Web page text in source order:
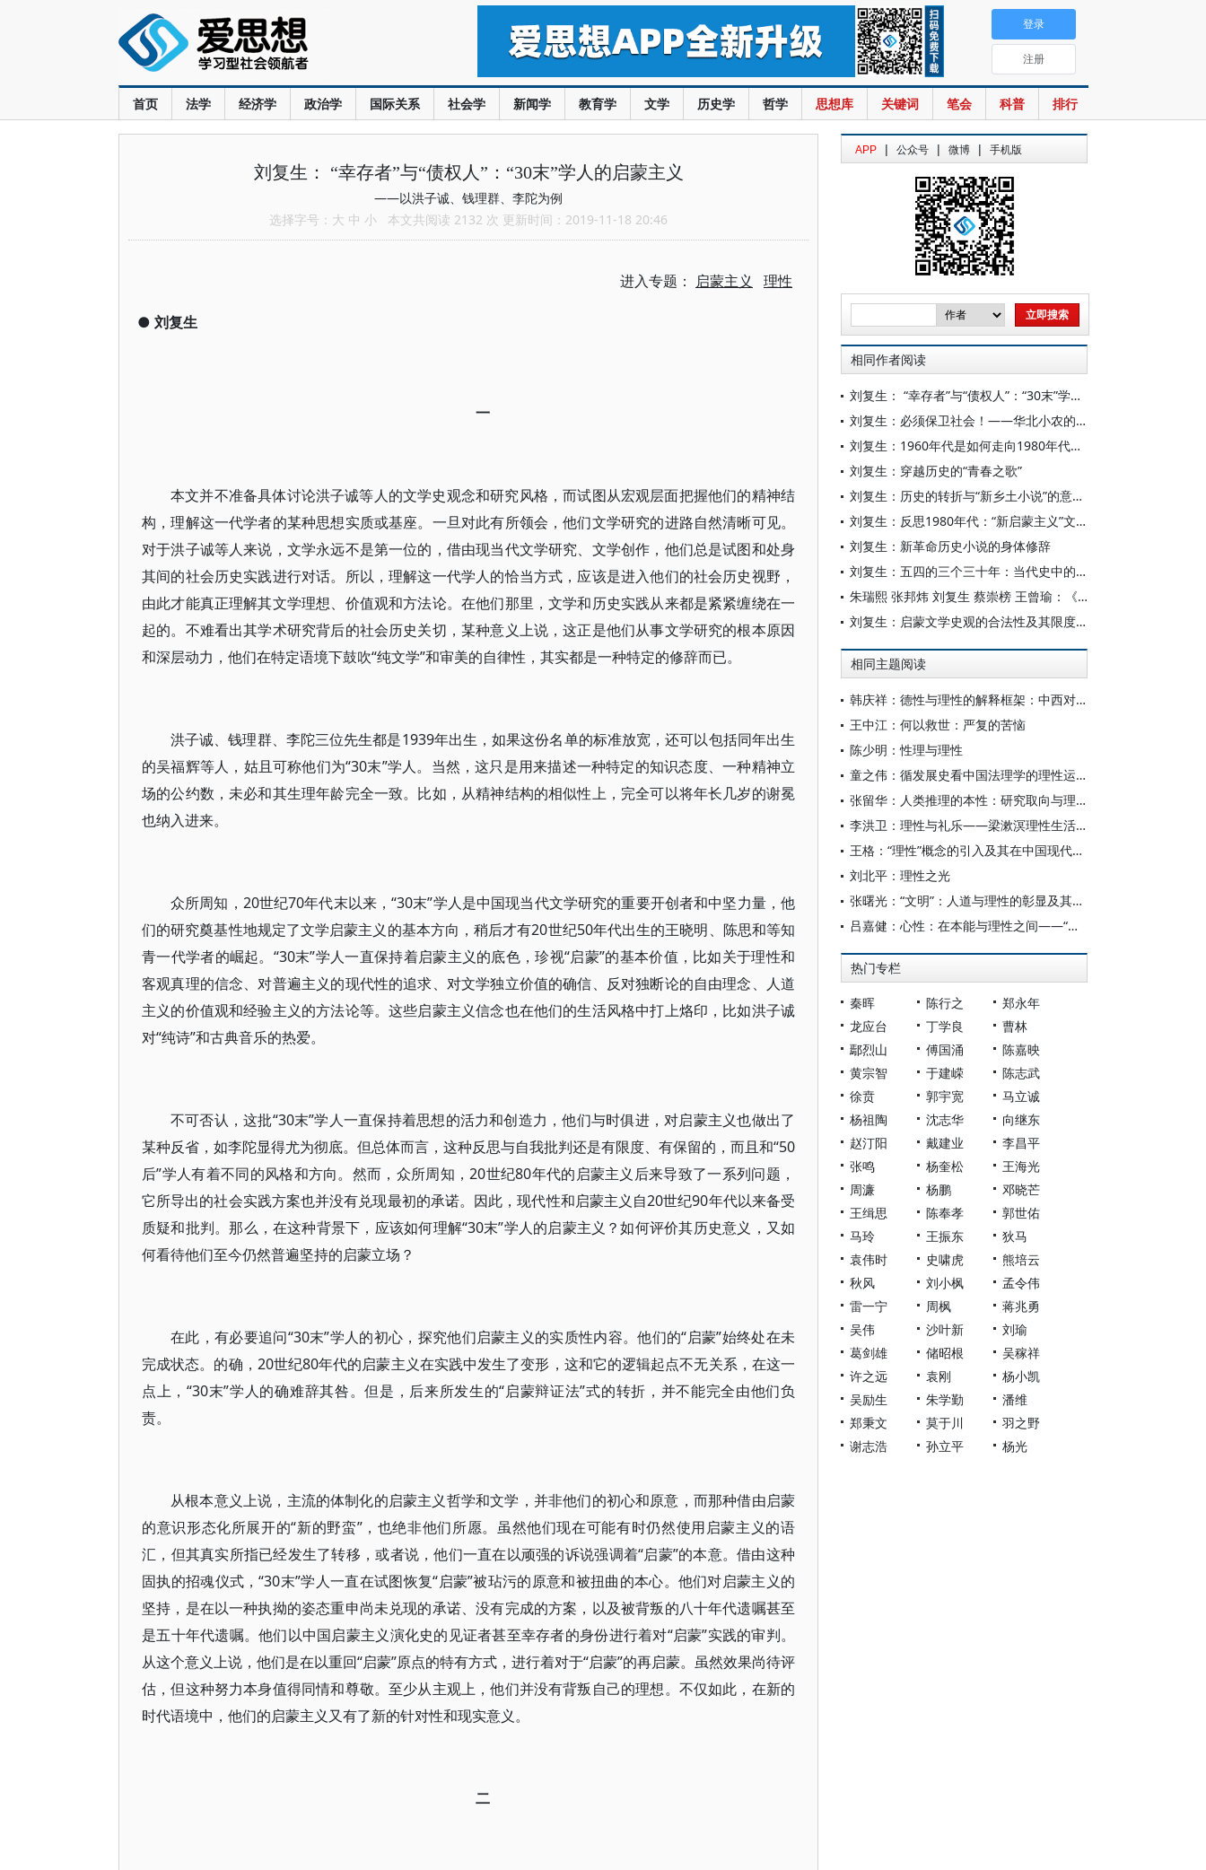
首页 法学 经济学 政治学 国际关系 社会学 新闻学 教育学 文学 历史学 哲学 思想库 关键词 笔会 科普 排行
登录
注册
刘复生： “幸存者”与“债权人”：“30末”学人的启蒙主义
——以洪子诚、钱理群、李陀为例
选择字号： 大 中 小 本文共阅读 2132 次 更新时间：2019-11-18 20:46
进入专题： 启蒙主义 理性
● 刘复生
一
本文并不准备具体讨论洪子诚等人的文学史观念和研究风格，而试图从宏观层面把握他们的精神结
构，理解这一代学者的某种思想实质或基座。一旦对此有所领会，他们文学研究的进路自然清晰可见。
对于洪子诚等人来说，文学永远不是第一位的，借由现当代文学研究、文学创作，他们总是试图和处身
其间的社会历史实践进行对话。所以，理解这一代学人的恰当方式，应该是进入他们的社会历史视野，
由此才能真正理解其文学理想、价值观和方法论。在他们那里，文学和历史实践从来都是紧紧缠绕在一
起的。不难看出其学术研究背后的社会历史关切，某种意义上说，这正是他们从事文学研究的根本原因
和深层动力，他们在特定语境下鼓吹“纯文学”和审美的自律性，其实都是一种特定的修辞而已。
洪子诚、钱理群、李陀三位先生都是1939年出生，如果这份名单的标准放宽，还可以包括同年出生
的吴福辉等人，姑且可称他们为“30末”学人。当然，这只是用来描述一种特定的知识态度、一种精神立
场的公约数，未必和其生理年龄完全一致。比如，从精神结构的相似性上，完全可以将年长几岁的谢冕
也纳入进来。
众所周知，20世纪70年代末以来，“30末”学人是中国现当代文学研究的重要开创者和中坚力量，他
们的研究奠基性地规定了文学启蒙主义的基本方向，稍后才有20世纪50年代出生的王晓明、陈思和等知
青一代学者的崛起。“30末”学人一直保持着启蒙主义的底色，珍视“启蒙”的基本价值，比如关于理性和
客观真理的信念、对普遍主义的现代性的追求、对文学独立价值的确信、反对独断论的自由理念、人道
主义的价值观和经验主义的方法论等。这些启蒙主义信念也在他们的生活风格中打上烙印，比如洪子诚
对“纯诗”和古典音乐的热爱。
不可否认，这批“30末”学人一直保持着思想的活力和创造力，他们与时俱进，对启蒙主义也做出了
某种反省，如李陀显得尤为彻底。但总体而言，这种反思与自我批判还是有限度、有保留的，而且和“50
后”学人有着不同的风格和方向。然而，众所周知，20世纪80年代的启蒙主义后来导致了一系列问题，
它所导出的社会实践方案也并没有兑现最初的承诺。因此，现代性和启蒙主义自20世纪90年代以来备受
质疑和批判。那么，在这种背景下，应该如何理解“30末”学人的启蒙主义？如何评价其历史意义，又如
何看待他们至今仍然普遍坚持的启蒙立场？
在此，有必要追问“30末”学人的初心，探究他们启蒙主义的实质性内容。他们的“启蒙”始终处在未
完成状态。的确，20世纪80年代的启蒙主义在实践中发生了变形，这和它的逻辑起点不无关系，在这一
点上，“30末”学人的确难辞其咎。但是，后来所发生的“启蒙辩证法”式的转折，并不能完全由他们负
责。
从根本意义上说，主流的体制化的启蒙主义哲学和文学，并非他们的初心和原意，而那种借由启蒙
的意识形态化所展开的“新的野蛮”，也绝非他们所愿。虽然他们现在可能有时仍然使用启蒙主义的语
汇，但其真实所指已经发生了转移，或者说，他们一直在以顽强的诉说强调着“启蒙”的本意。借由这种
固执的招魂仪式，“30末”学人一直在试图恢复“启蒙”被玷污的原意和被扭曲的本心。他们对启蒙主义的
坚持，是在以一种执拗的姿态重申尚未兑现的承诺、没有完成的方案，以及被背叛的八十年代遗嘱甚至
是五十年代遗嘱。他们以中国启蒙主义演化史的见证者甚至幸存者的身份进行着对“启蒙”实践的审判。
从这个意义上说，他们是在以重回“启蒙”原点的特有方式，进行着对于“启蒙”的再启蒙。虽然效果尚待评
估，但这种努力本身值得同情和尊敬。至少从主观上，他们并没有背叛自己的理想。不仅如此，在新的
时代语境中，他们的启蒙主义又有了新的针对性和现实意义。
二
APP | 公众号 | 微博 | 手机版
相同作者阅读
刘复生： “幸存者”与“债权人”：“30末”学人的启蒙主义
刘复生：必须保卫社会！——华北小农的命运与乡村共同体的重建
刘复生：1960年代是如何走向1980年代的？
刘复生：穿越历史的“青春之歌”
刘复生：历史的转折与“新乡土小说”的意识形态
刘复生：反思1980年代：“新启蒙主义”文学态度及其文学实践
刘复生：新革命历史小说的身体修辞
刘复生：五四的三个三十年：当代史中的五四叙述
朱瑞熙 张邦炜 刘复生 蔡崇榜 王曾瑜：《辽宋西夏金社会生活史》第七章 妇女（下）辽、西夏、金、大理辖区及宋辖少数民族居住区
刘复生：启蒙文学史观的合法性及其限度——以程光炜《历史的转轨》为例看当代文学史写作的观念问题
相同主题阅读
韩庆祥：德性与理性的解释框架：中西对文明理解的差异
王中江：何以救世：严复的苦恼
陈少明：性理与理性
童之伟：循发展史看中国法理学的理性运用方略
张留华：人类推理的本性：研究取向与理论旨趣
李洪卫：理性与礼乐——梁漱溟理性生活界定及其教化根据
王格：“理性”概念的引入及其在中国现代哲学中的展开
刘北平：理性之光
张曙光：“文明”：人道与理性的彰显及其反思——略论中国“轴心时代”的文明意识及其历史意义
吕嘉健：心性：在本能与理性之间——“心性”的心理学尝试诠释
热门专栏
秦晖 陈行之
郑永年
龙应台
丁学良
曹林
鄢烈山
傅国涌
陈嘉映
黄宗智
于建嵘
陈志武
徐贲
郭宇宽
马立诚
杨祖陶
沈志华
向继东
赵汀阳
戴建业
李昌平
张鸣
杨奎松
王海光
周濂
杨鹏
邓晓芒
王缉思
陈奉孝
郭世佑
马玲
王振东
狄马
袁伟时
史啸虎
熊培云
秋风
刘小枫
孟令伟
雷一宁
周枫
蒋兆勇
吴伟
沙叶新
刘瑜
葛剑雄
储昭根
吴稼祥
许之远
袁刚
杨小凯
吴励生
朱学勤
潘维
郑秉文
莫于川
羽之野
谢志浩
孙立平 杨光